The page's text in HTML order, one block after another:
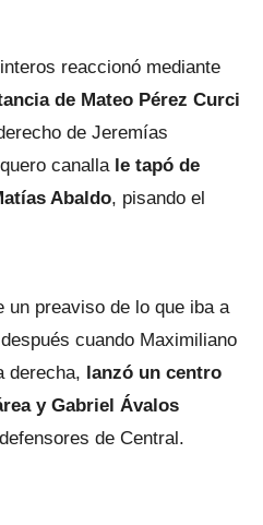
reaccionó mediante
de Mateo Pérez Curci
de Jeremías
canalla le tapó de
Abaldo, pisando el
un preaviso de lo que iba a
cuando Maximiliano
derecha, lanzó un centro
y Gabriel Ávalos
de Central.